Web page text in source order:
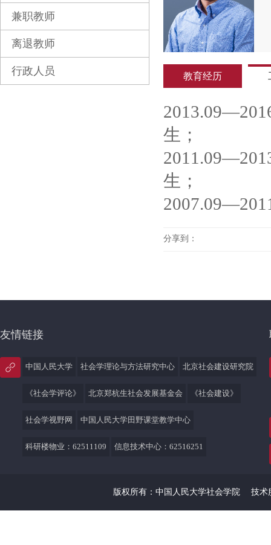
兼职教师
离退教师
行政人员 教育经历
生；
生；
分享到：
友情链接
中国人民大学 社会学理论与方法研究中心 北京社会建设研究院
《社会学评论》 北京郑杭生社会发展基金会 《社会建设》
社会学视野网 中国人民大学田野课堂教学中心
科研楼物业：62511109 信息技术中心：62516251
版权所有：中国人民大学社会学院 技术